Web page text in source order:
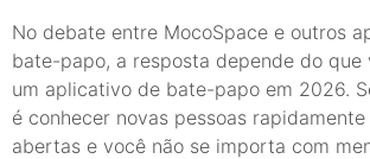
No debate entre MocoSpace e outros
bate-papo, a resposta depende do que
um aplicativo de bate-papo em 2026.
é conhecer novas pessoas
abertas e você não se importa com